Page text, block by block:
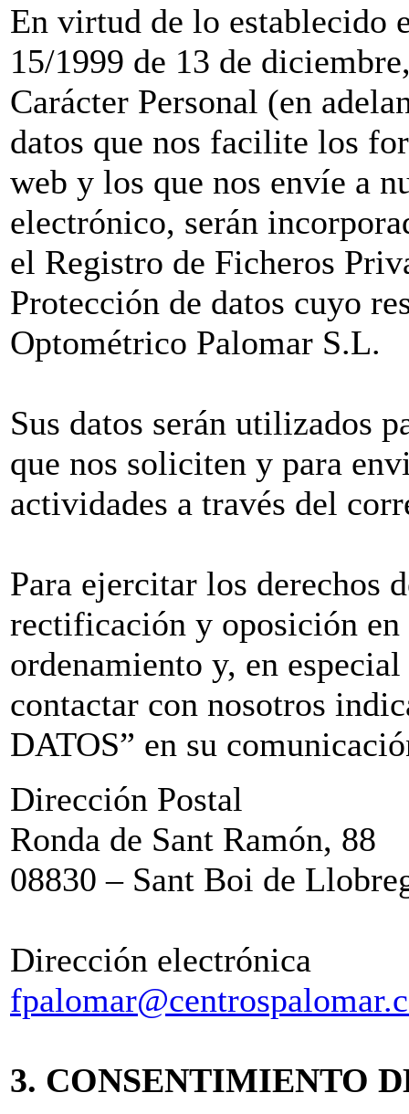
En virtud de lo establecido
15/1999 de 13 de
Carácter Personal (en
datos que nos facilite los
web y los que nos envíe a
electrónico, serán
el Registro de Ficheros
Protección de datos cuyo
Optométrico Palomar S.L.
Sus datos serán utilizados
que nos soliciten y para
actividades a través del
Para ejercitar los derechos
rectificación y oposición
ordenamiento y, en
contactar con nosotros
DATOS” en su
Dirección Postal
Ronda de Sant Ramón, 88
08830 – Sant Boi de
Dirección electrónica
3. CONSENTIMIENTO